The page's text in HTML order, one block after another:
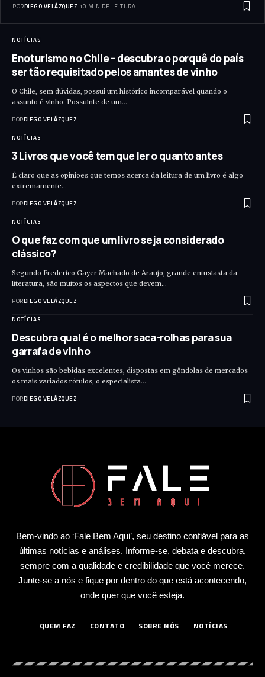
PORDIEGO VELÁZQUEZ 10 MIN DE LEITURA
NOTÍCIAS
Enoturismo no Chile – descubra o porquê do país
ser tão requisitado pelos amantes de vinho
O Chile, sem dúvidas, possui um histórico incomparável quando o
assunto é vinho. Possuinte de um…
PORDIEGO VELÁZQUEZ
NOTÍCIAS
3 Livros que você tem que ler o quanto antes
É claro que as opiniões que temos acerca da leitura de um livro é algo
extremamente…
PORDIEGO VELÁZQUEZ
NOTÍCIAS
O que faz com que um livro seja considerado
clássico?
Segundo Frederico Gayer Machado de Araujo, grande entusiasta da
literatura, são muitos os aspectos que devem…
PORDIEGO VELÁZQUEZ
NOTÍCIAS
Descubra qual é o melhor saca-rolhas para sua
garrafa de vinho
Os vinhos são bebidas excelentes, dispostas em gôndolas de mercados
os mais variados rótulos, o especialista…
PORDIEGO VELÁZQUEZ
Bem-vindo ao ‘Fale Bem Aqui’, seu destino confiável para as
últimas notícias e análises. Informe-se, debata e descubra,
sempre com a qualidade e credibilidade que você merece.
Junte-se a nós e fique por dentro do que está acontecendo,
onde quer que você esteja.
QUEM FAZ CONTATO SOBRE NÓS NOTÍCIAS